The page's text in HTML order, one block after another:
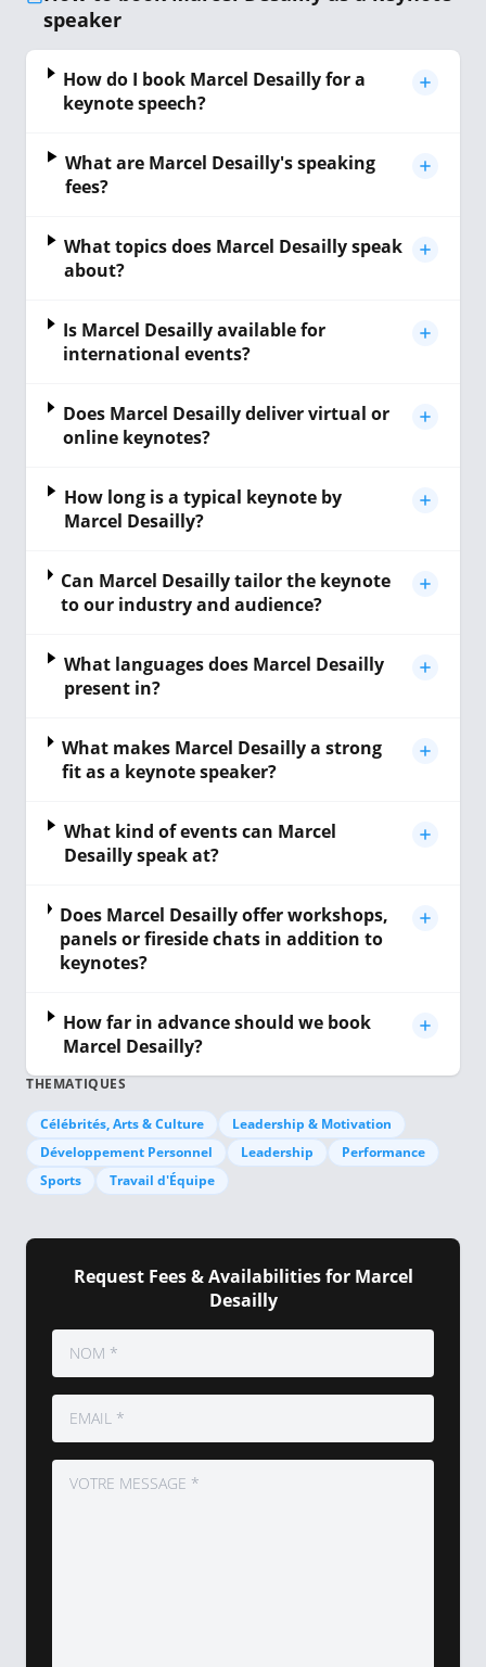
THEMATIQUES
Célébrités, Arts & Culture
Leadership & Motivation
Développement Personnel
Leadership
Performance
Sports
Travail d'Équipe
Request Fees & Availabilities for Marcel
Desailly
speaker
How do I book Marcel Desailly for a
keynote speech?
What are Marcel Desailly's speaking
fees?
What topics does Marcel Desailly speak
about?
Is Marcel Desailly available for
international events?
Does Marcel Desailly deliver virtual or
online keynotes?
How long is a typical keynote by
Marcel Desailly?
Can Marcel Desailly tailor the keynote
to our industry and audience?
What languages does Marcel Desailly
present in?
What makes Marcel Desailly a strong
fit as a keynote speaker?
What kind of events can Marcel
Desailly speak at?
Does Marcel Desailly offer workshops,
panels or fireside chats in addition to
keynotes?
How far in advance should we book
Marcel Desailly?